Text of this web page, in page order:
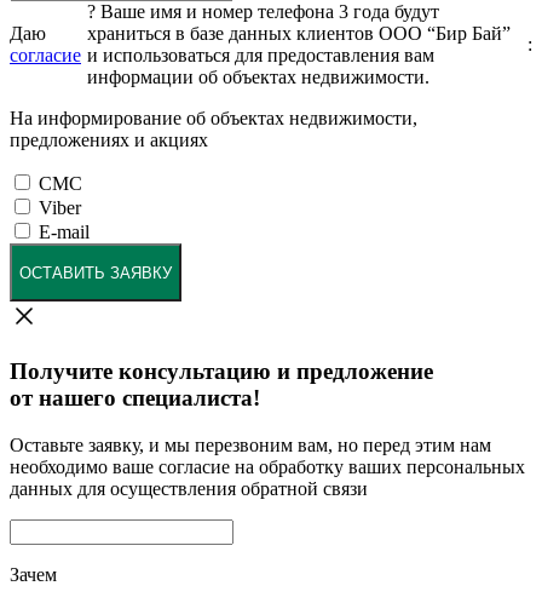
Даю
согласие
? Ваше имя и номер телефона 3 года будут
храниться в базе данных клиентов ООО “Бир Бай”
и использоваться для предоставления вам
информации об объектах недвижимости.
:
На информирование об объектах недвижимости,
предложениях и акциях
СМС
Viber
E-mail
ОСТАВИТЬ ЗАЯВКУ
Получите консультацию и предложение
от нашего специалиста!
Оставьте заявку, и мы перезвоним вам, но перед этим нам
необходимо ваше согласие на обработку ваших персональных
данных для осуществления обратной связи
Зачем